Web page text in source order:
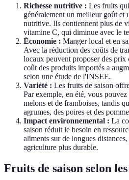
Richesse nutritive : Les fruits
généralement un meilleur goût et
nutritive. Ils contiennent plus de
vitamine C, qui diminue avec le
Économie : Manger local et en
Avec la réduction des coûts de
locaux peuvent proposer des
coût des produits importés a
selon une étude de l'INSEE.
Variété : Les fruits de saison
Par exemple, en été, vous
melons et de framboises, tandis
agrumes, des poires et des
Impact environnemental : La
saison réduit le besoin en
aliments sur de longues
agriculture plus durable.
Fruits de saison selon les